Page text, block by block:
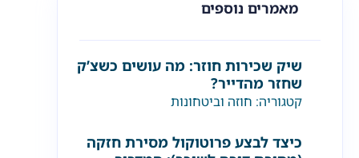
מאמרים נוספים
שיק שכירות חוזר: מה עושים כשצ’ק
שחזר מהדייר?
קטגוריה: חוזה וביטחונות
כיצד לבצע פרוטוקול מסירת חזקה